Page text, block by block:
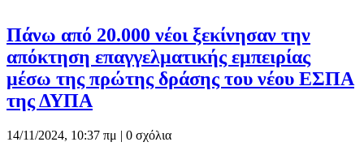
Πάνω από 20.000 νέοι ξεκίνησαν την
απόκτηση επαγγελματικής εμπειρίας
μέσω της πρώτης δράσης του νέου ΕΣΠΑ
της ΔΥΠΑ
14/11/2024, 10:37 πμ | 0 σχόλια